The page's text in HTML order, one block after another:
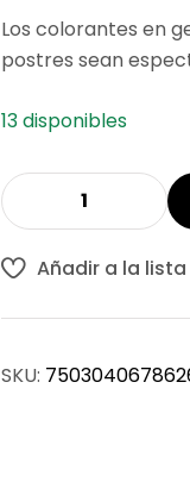
Los colorantes en
postres sean
13 disponibles
Añadir a la
SKU: